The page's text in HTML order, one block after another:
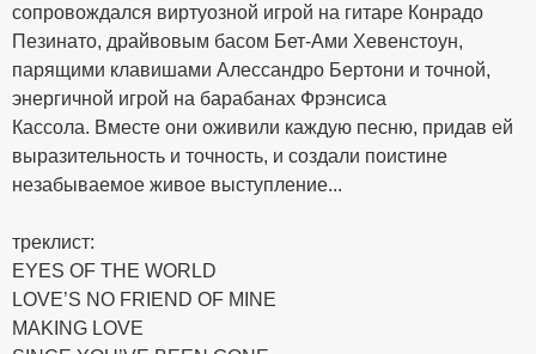
сопровождался виртуозной игрой на гитаре Конрадо
Пезинато, драйвовым басом Бет-Ами Хевенстоун,
парящими клавишами Алессандро Бертони и точной,
энергичной игрой на барабанах Фрэнсиса
Кассола. Вместе они оживили каждую песню, придав ей
выразительность и точность, и создали поистине
незабываемое живое выступление...
треклист:
EYES OF THE WORLD
LOVE’S NO FRIEND OF MINE
MAKING LOVE